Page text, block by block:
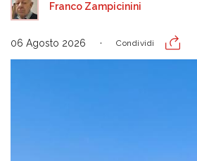
Franco Zampicinini
06 Agosto 2026 Condividi